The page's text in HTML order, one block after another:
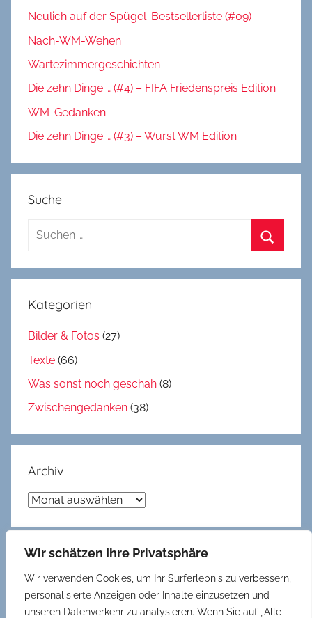
Wir schätzen Ihre Privatsphäre
Wir verwenden Cookies, um Ihr Surferlebnis zu verbessern,
personalisierte Anzeigen oder Inhalte einzusetzen und
unseren Datenverkehr zu analysieren. Wenn Sie auf „Alle
Neulich auf der Spügel-Bestsellerliste (#09)
Nach-WM-Wehen
Wartezimmergeschichten
Die zehn Dinge … (#4) – FIFA Friedenspreis Edition
WM-Gedanken
Die zehn Dinge … (#3) – Wurst WM Edition
Suche
Suchen
Kategorien
Bilder & Fotos (27)
Texte (66)
Was sonst noch geschah (8)
Zwischengedanken (38)
Archiv
Archiv
Datenschutzerklärung